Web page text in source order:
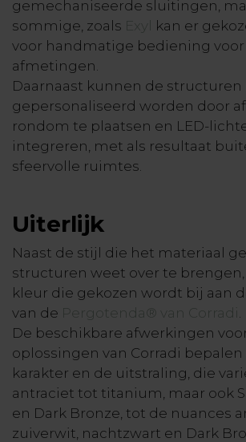
gemechaniseerde sluitingen,
sommige, zoals Exyl
kan er
voor handmatige bediening
afmetingen.
Daarnaast kunnen de structuren
gepersonaliseerd worden door
rondom te plaatsen en LED-
integreren, met als resultaat
sfeervolle ruimtes.
Uiterlijk
Naast de stijl die het materiaal
structuren weet over te
kleur die gekozen wordt bij aan
van de Pergotenda® van Corradi
De beschikbare afwerkingen
oplossingen van Corradi
karakter en de uitstraling, die
antraciet tot titanium, maar ook
en Dark Bronze, tot de nuances
zuiverwit, nachtzwart en Dark